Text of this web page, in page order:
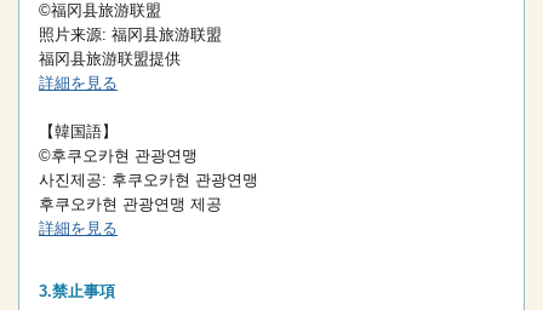
©福冈县旅游联盟
照片来源: 福冈县旅游联盟
福冈县旅游联盟提供
詳細を見る
【韓国語】
©후쿠오카현 관광연맹
사진제공: 후쿠오카현 관광연맹
후쿠오카현 관광연맹 제공
詳細を見る
禁止事項